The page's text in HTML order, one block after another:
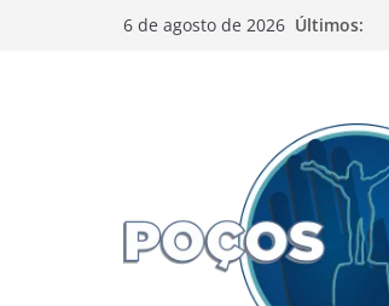
6 de agosto de 2026 Últimos: